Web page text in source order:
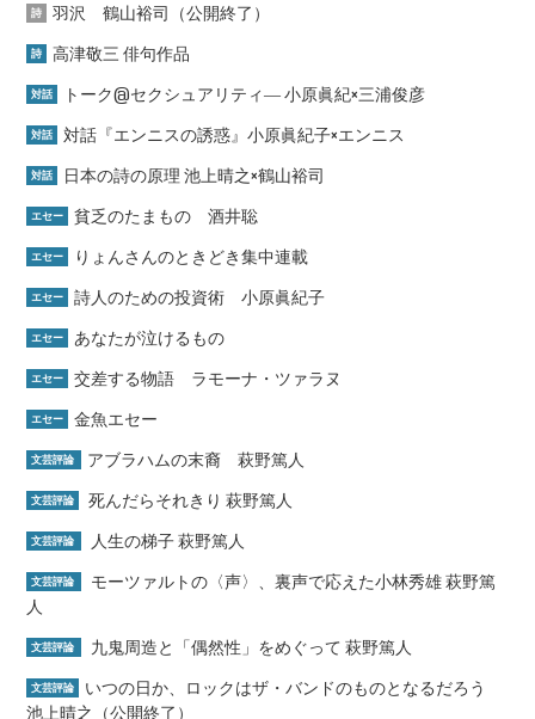
詩 羽沢 鶴山裕司（公開終了）
詩 高津敬三 俳句作品
対話 トーク@セクシュアリティ― 小原眞紀×三浦俊彦
対話 対話『エンニスの誘惑』小原眞紀子×エンニス
対話 日本の詩の原理 池上晴之×鶴山裕司
エセー 貧乏のたまもの 酒井聡
エセー りょんさんのときどき集中連載
エセー 詩人のための投資術 小原眞紀子
エセー あなたが泣けるもの
エセー 交差する物語 ラモーナ・ツァラヌ
エセー 金魚エセー
文芸評論 アブラハムの末裔 萩野篤人
文芸評論 死んだらそれきり 萩野篤人
文芸評論 人生の梯子 萩野篤人
文芸評論
モーツァルトの〈声〉、裏声で応えた小林秀雄 萩野篤
人
文芸評論 九鬼周造と「偶然性」をめぐって 萩野篤人
文芸評論
いつの日か、ロックはザ・バンドのものとなるだろう
池上晴之（公開終了）